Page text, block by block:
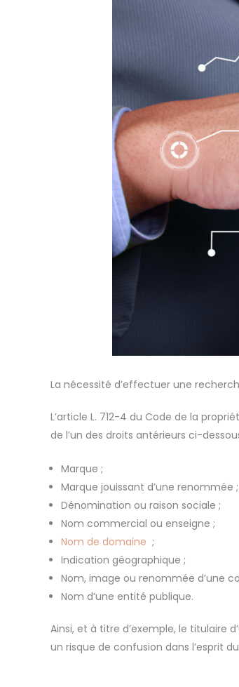
La nécessité d’effectuer une
L’article L. 712-4 du Code de la
de l’un des droits antérieurs ci-
Marque ;
Marque jouissant d’une renommée ;
Dénomination ou raison sociale ;
Nom commercial ou enseigne ;
Nom de domaine ;
Indication géographique ;
Nom, image ou renommée d’une
Nom d’une entité publique.
Ainsi, et à titre d’exemple, le titulaire
un risque de confusion dans l’esprit